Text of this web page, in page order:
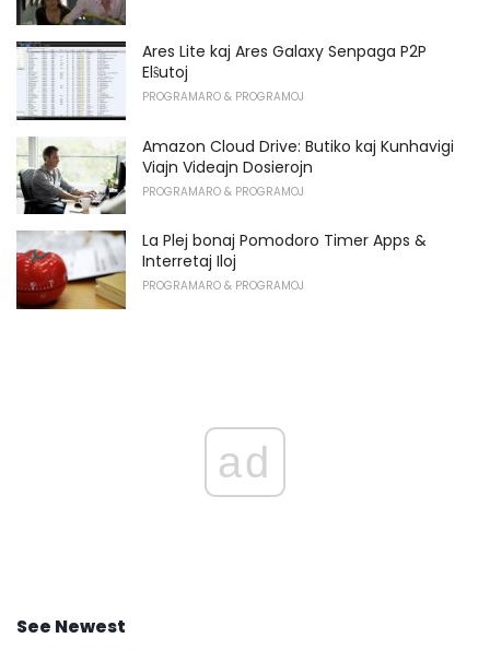
Ares Lite kaj Ares Galaxy Senpaga P2P
Elŝutoj
PROGRAMARO & PROGRAMOJ
Amazon Cloud Drive: Butiko kaj Kunhavigi
Viajn Videajn Dosierojn
PROGRAMARO & PROGRAMOJ
La Plej bonaj Pomodoro Timer Apps &
Interretaj Iloj
PROGRAMARO & PROGRAMOJ
ad
See Newest